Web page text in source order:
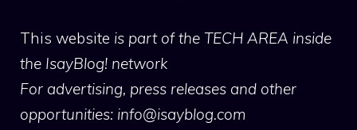
This website is part of the TECH AREA inside
the IsayBlog! network
For advertising, press releases and other
opportunities: info@isayblog.com